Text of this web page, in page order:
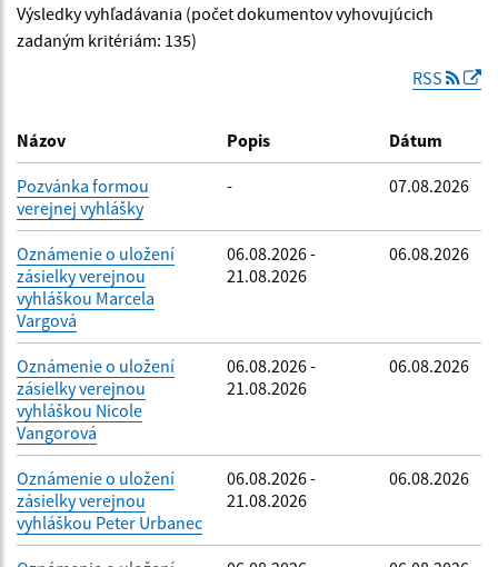
Dátum zverejnenia od:
Filtrovať
Výsledky vyhľadávania (počet dokumentov vyhovujúcich
zadaným kritériám: 135)
RSS
Názov Popis Dátum
Pozvánka formou
verejnej vyhlášky
- 07.08.2026
Oznámenie o uložení
zásielky verejnou
vyhláškou Marcela
Vargová
06.08.2026 -
21.08.2026
06.08.2026
Oznámenie o uložení
zásielky verejnou
vyhláškou Nicole
Vangorová
06.08.2026 -
21.08.2026
06.08.2026
Oznámenie o uložení
zásielky verejnou
vyhláškou Peter Urbanec
06.08.2026 -
21.08.2026
06.08.2026